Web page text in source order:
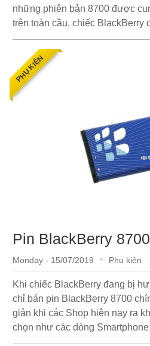
những phiên bản 8700 được
trên toàn cầu, chiếc BlackBerry
PHỤ KIỆN
Pin BlackBerry
Monday - 15/07/2019 Phụ kiện
Khi chiếc BlackBerry đang bị
chỉ bán pin BlackBerry 8700
giản khi các Shop hiện nay ra
chọn như các dòng Smartphone